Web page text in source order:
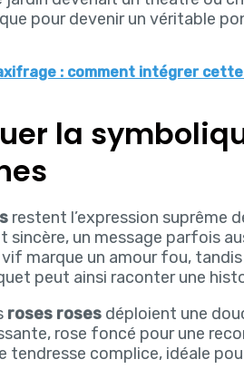
pour devenir un véritable
: comment intégrer
la
restent l’expression suprême
sincère, un message parfois
vif marque un amour fou,
peut ainsi raconter une
roses roses déploient une
rose foncé pour une
tendresse complice, idéale